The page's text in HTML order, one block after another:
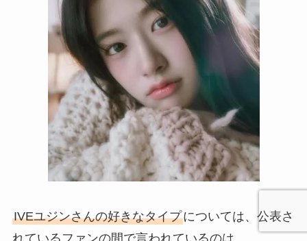
IVEユジンさんの好きなタイプについては、公表さ